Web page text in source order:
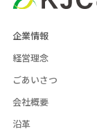
企業情報
経営理念
ごあいさつ
会社概要
沿革